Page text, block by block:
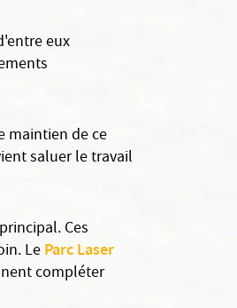
eux
maintien de ce
saluer le travail
Ces
LeParc Laser
compléter